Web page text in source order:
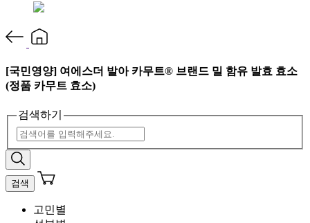
[국민영양] 여에스더 발아 카무트® 브랜드 밀 함유 발효 효소
(정품 카무트 효소)
검색하기
검색
고민별